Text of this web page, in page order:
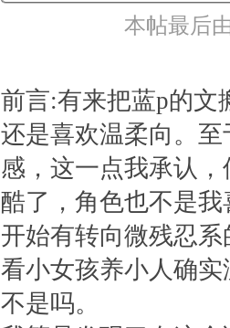
本帖最后
前言:有来把蓝p的文
还是喜欢温柔向。
感，这一点我承认
酷了，角色也不是
开始有转向微残忍
看小女孩养小人确
不是吗。